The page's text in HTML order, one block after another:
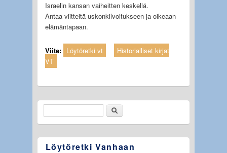
Israelin kansan vaiheitten keskellä.
Antaa viitteitä uskonkilvoitukseen ja oikeaan
elämäntapaan.
Viite: Löytöretki vt
Historialliset kirjat
VT
HakulomakeEtsi
Löytöretki Vanhaan